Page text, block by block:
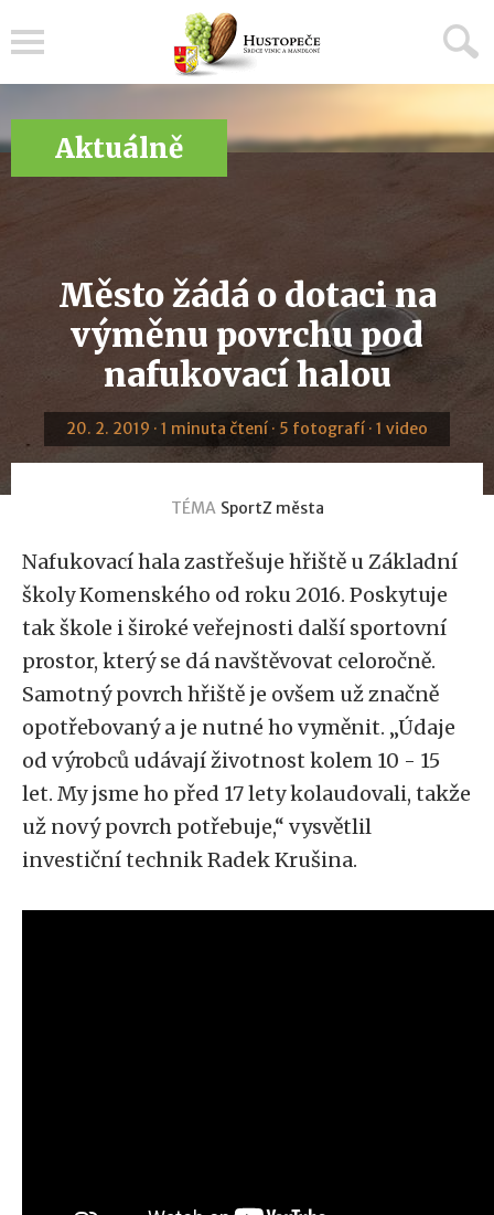
Aktuálně
Město žádá o dotaci na
výměnu povrchu pod
nafukovací halou
20. 2. 2019 · 1 minuta čtení · 5 fotografí · 1 video
TÉMA SportZ města
Nafukovací hala zastřešuje hřiště u Základní
školy Komenského od roku 2016. Poskytuje
tak škole i široké veřejnosti další sportovní
prostor, který se dá navštěvovat celoročně.
Samotný povrch hřiště je ovšem už značně
opotřebovaný a je nutné ho vyměnit. „Údaje
od výrobců udávají životnost kolem 10 - 15
let. My jsme ho před 17 lety kolaudovali, takže
už nový povrch potřebuje,“ vysvětlil
investiční technik Radek Krušina.